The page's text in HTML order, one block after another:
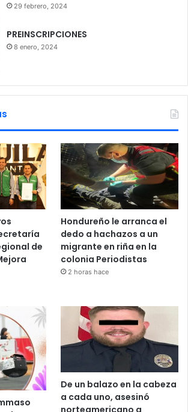
29 febrero, 2024
PREINSCRIPCIONES
8 enero, 2024
de
Hondureño le arranca el
dedo a hachazos a un
migrante en riña en la
colonia Periodistas
2 horas hace
De un balazo en la cabeza
a cada uno, asesinó